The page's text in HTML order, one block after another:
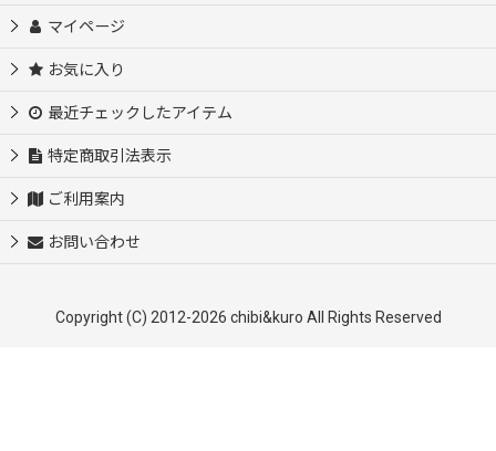
マイページ
お気に入り
最近チェックしたアイテム
特定商取引法表示
ご利用案内
お問い合わせ
Copyright (C) 2012-2026 chibi&kuro All Rights Reserved